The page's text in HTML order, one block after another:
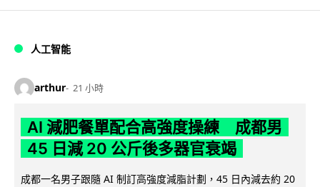
人工智能
arthur 21 小時
AI 減肥餐單配合高強度操練 成都男
45 日減 20 公斤後多器官衰竭
成都一名男子跟隨 AI 制訂高強度減脂計劃，45 日內減去約 20